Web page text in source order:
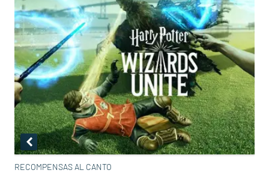
RECOMPENSAS AL CANTO